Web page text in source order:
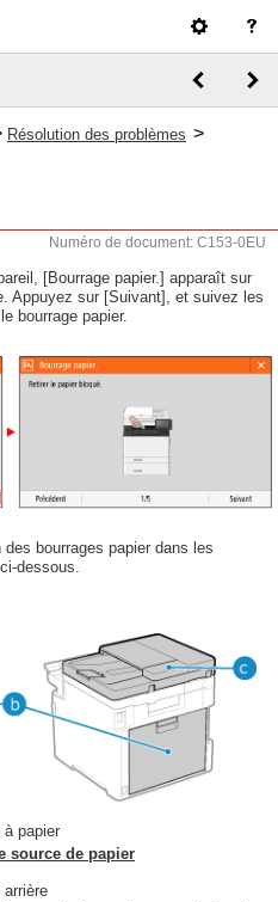
Résolution des problèmes >
Numéro de document: C153-0EU
[Bourrage papier.] apparaît sur
Appuyez sur [Suivant], et suivez les
bourrage papier.
bourrages papier dans les
dessous.
papier
source de papier